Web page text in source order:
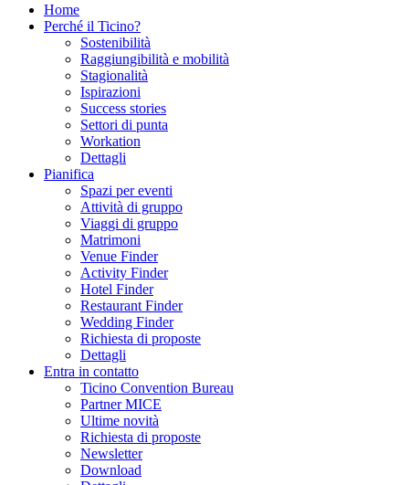
Home
Perché il Ticino?
Sostenibilità
Raggiungibilità e mobilità
Stagionalità
Ispirazioni
Success stories
Settori di punta
Workation
Dettagli
Pianifica
Spazi per eventi
Attività di gruppo
Viaggi di gruppo
Matrimoni
Venue Finder
Activity Finder
Hotel Finder
Restaurant Finder
Wedding Finder
Richiesta di proposte
Dettagli
Entra in contatto
Ticino Convention Bureau
Partner MICE
Ultime novità
Richiesta di proposte
Newsletter
Download